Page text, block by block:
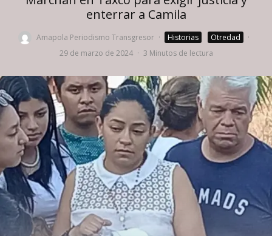
enterrar a Camila
Amapola Periodismo Transgresor · Historias Otredad
·
29 de marzo de 2024 · 3 Minutos de lectura